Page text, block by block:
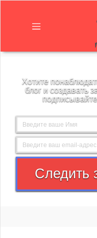
О
блоге
Блог
Контакты
Хотите
блог и создавать